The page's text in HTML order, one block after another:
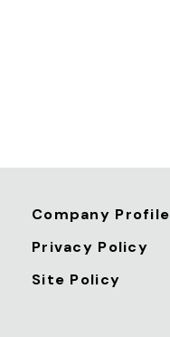
Company Profile
Privacy Policy
Site Policy